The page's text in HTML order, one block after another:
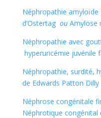
Néphropathie amyloïde
d’Ostertag ouAmylose
Néphropathie avec
hyperuricémie juvénile
Néphropathie, surdité,
de Edwards Patton Dilly
Néphrose congénitale
Néphrotique congénital